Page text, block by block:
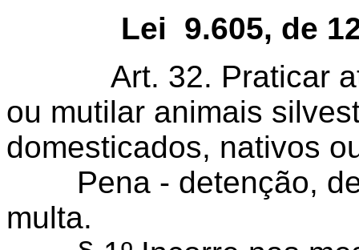
Lei 9.605, de
Art. 32. Praticar ato
ou mutilar animais
domesticados, nativos
Pena - detenção, de
multa.